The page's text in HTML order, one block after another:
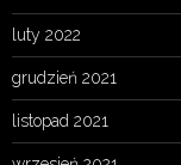
luty 2022
grudzień 2021
listopad 2021